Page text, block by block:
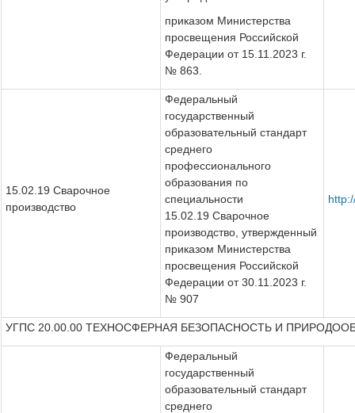
приказом Министерства
просвещения Российской
Федерации от 15.11.2023 г.
№ 863.
15.02.19 Сварочное
производство
Федеральный
государственный
образовательный стандарт
среднего
профессионального
образования по
специальности
15.02.19 Сварочное
производство, утвержденный
приказом Министерства
просвещения Российской
Федерации от 30.11.2023 г.
№ 907
УГПС 20.00.00 ТЕХНОСФЕРНАЯ БЕЗОПАСНОСТЬ И
Федеральный
государственный
образовательный стандарт
среднего